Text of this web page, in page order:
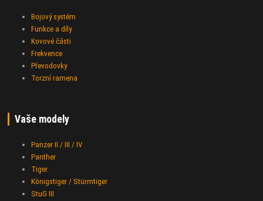
Bojový systém
Funkce a díly
Kovové části
Frekvence
Převodovky
Torzní ramena
Vaše modely
Panzer II / III / IV
Panther
Tiger
Königstiger / Stürmtiger
StuG III